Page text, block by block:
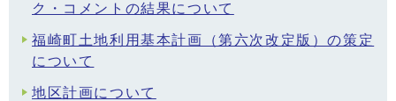
ク・コメントの結果について
福崎町土地利用基本計画（第六次改定版）の策定
について
地区計画について